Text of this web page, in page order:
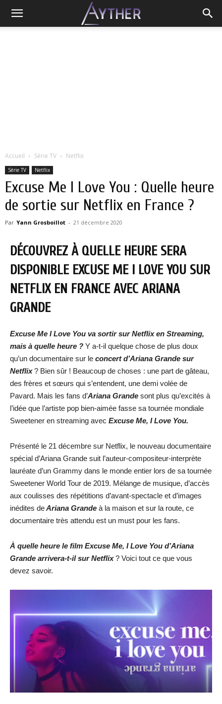
Accueil Série TV Netflix
Série TV Netflix
Excuse Me I Love You : Quelle heure
de sortie sur Netflix en France ?
Par Yann Grosboillot - 21 décembre 2020
DÉCOUVREZ À QUELLE HEURE SERA
DISPONIBLE EXCUSE ME I LOVE YOU SUR
NETFLIX EN FRANCE AVEC ARIANA
GRANDE
Excuse Me I Love You va sortir sur Netflix en Streaming,
mais à quelle heure ? Y a-t-il quelque chose de plus doux
qu’un documentaire sur le concert d’Ariana Grande sur
Netflix? Bien sûr ! Beaucoup de choses : une part de gâteau,
des frères et sœurs qui s’entendent, une demi volée de
Pavard. Mais les fans d’Ariana Grande sont plus qu’excités à
l’idée que l’artiste pop bien-aimée fasse sa tournée mondiale
Sweetener en streaming avec Excuse Me, I Love You.
Présenté le 21 décembre sur Netflix, le nouveau documentaire
spécial d’Ariana Grande suit l’auteur-compositeur-interprète
lauréate d’un Grammy dans le monde entier lors de sa tournée
Sweetener World Tour de 2019. Mélange de musique, d’accès
aux coulisses des répétitions d’avant-spectacle et d’images
inédites deAriana Grande à la maison et sur la route, ce
documentaire très attendu est un must pour les fans.
À quelle heure le film Excuse Me, I Love You d’Ariana
Grande arrivera-t-il sur Netflix? Voici tout ce que vous
devez savoir.